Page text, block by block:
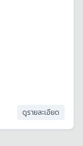
ดูรายละเอียด